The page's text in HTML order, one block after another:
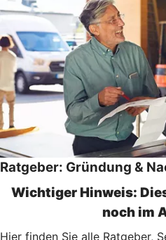
Ratgeber: Gründung &
Wichtiger Hinweis:
noch im
Hier finden Sie alle Ratgeber,